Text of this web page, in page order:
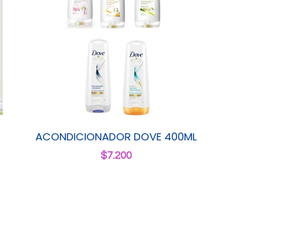
ACONDICIONADOR DOVE 400ML
$7.200